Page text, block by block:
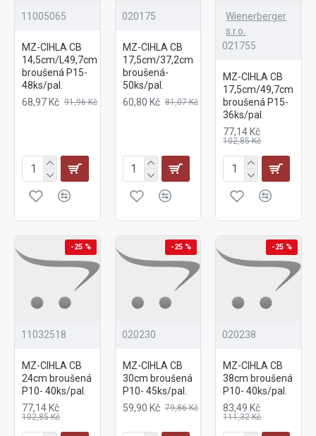
11005065
MZ-CIHLA CB
14,5cm/L49,7cm
broušená P15-
48ks/pal.
68,97 Kč 91,96 Kč
020175
MZ-CIHLA CB
17,5cm/37,2cm
broušená-
50ks/pal.
60,80 Kč 81,07 Kč
Wienerberger
s.r.o.
021755
MZ-CIHLA CB
17,5cm/49,7cm
broušená P15-
36ks/pal.
77,14 Kč
102,85 Kč
-25 %
11032518
MZ-CIHLA CB
24cm broušená
P10- 40ks/pal.
77,14 Kč
102,85 Kč
-25 %
020230
MZ-CIHLA CB
30cm broušená
P10- 45ks/pal.
59,90 Kč 79,86 Kč
-25 %
020238
MZ-CIHLA CB
38cm broušená
P10- 40ks/pal.
83,49 Kč
111,32 Kč